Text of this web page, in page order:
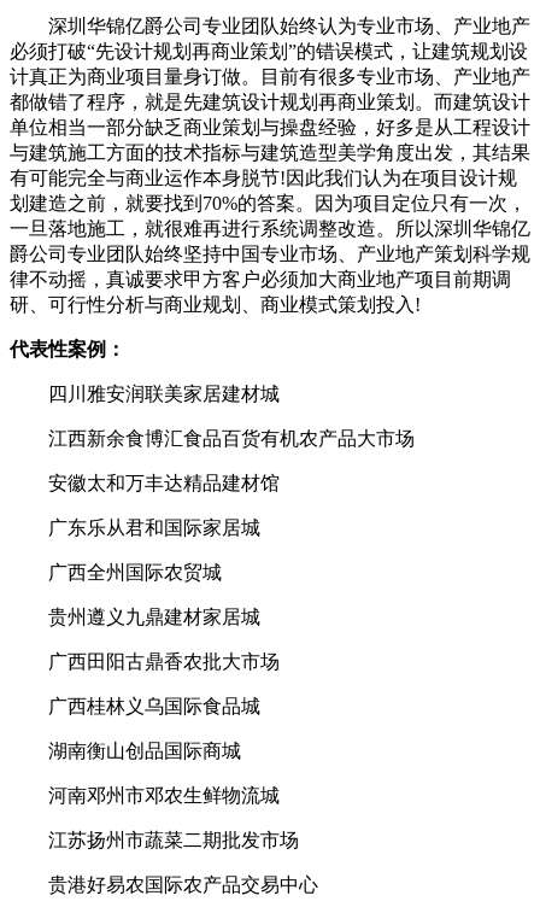
深圳华锦亿爵公司专业团队始终认为专业市场、产业地产
必须打破“先设计规划再商业策划”的错误模式，让建筑规划设
计真正为商业项目量身订做。目前有很多专业市场、产业地产
都做错了程序，就是先建筑设计规划再商业策划。而建筑设计
单位相当一部分缺乏商业策划与操盘经验，好多是从工程设计
与建筑施工方面的技术指标与建筑造型美学角度出发，其结果
有可能完全与商业运作本身脱节!因此我们认为在项目设计规
划建造之前，就要找到70%的答案。因为项目定位只有一次，
一旦落地施工，就很难再进行系统调整改造。所以深圳华锦亿
爵公司专业团队始终坚持中国专业市场、产业地产策划科学规
律不动摇，真诚要求甲方客户必须加大商业地产项目前期调
研、可行性分析与商业规划、商业模式策划投入!
代表性案例：
四川雅安润联美家居建材城
江西新余食博汇食品百货有机农产品大市场
安徽太和万丰达精品建材馆
广东乐从君和国际家居城
广西全州国际农贸城
贵州遵义九鼎建材家居城
广西田阳古鼎香农批大市场
广西桂林义乌国际食品城
湖南衡山创品国际商城
河南邓州市邓农生鲜物流城
江苏扬州市蔬菜二期批发市场
贵港好易农国际农产品交易中心